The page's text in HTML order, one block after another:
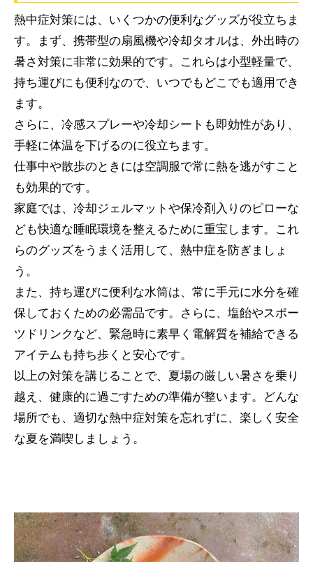
熱中症対策には、いくつかの便利なグッズが役立ちま
す。まず、携帯型の扇風機や冷却タオルは、外出時の
暑さ対策に非常に効果的です。これらは小型軽量で、
持ち運びにも便利なので、いつでもどこでも適用でき
ます。
さらに、冷感スプレーや冷却シートも即効性があり、
手軽に体温を下げるのに役立ちます。
仕事中や散歩のときには空調服で常に熱を逃がすこと
も効果的です。
家庭では、冷却ジェルマットや保冷剤入りのピローな
ども快適な睡眠環境を整えるために重宝します。これ
らのグッズをうまく活用して、熱中症を防ぎましょ
う。
また、持ち運びに便利な水筒は、常に手元に水分を確
保しておくための必需品です。さらに、塩飴やスポー
ツドリンクなど、緊急時に素早く電解質を補給できる
アイテムも持ち歩くと安心です。
以上の対策を講じることで、夏場の厳しい暑さを乗り
越え、健康的に過ごすための準備が整います。どんな
場所でも、適切な熱中症対策を忘れずに、楽しく安全
な夏を満喫しましょう。